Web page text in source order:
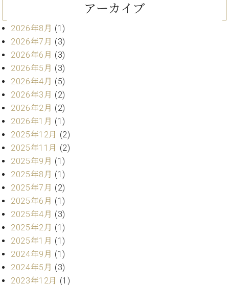
ヒ
シ
ュ
タ
イ
コ
ン
サ
ー
ト
グ
ラ
ン
ド
ピ
ア
ノ
C.
ベ
ヒ
シ
シ
タ
イ
ン・
シ
ュ
ー
入
実
績
ホ
ー
タ
ジ
オ
納
レ
ッ
ス
ン
イ
ベ
ト
代
理
店
主
催
ン
ト
コ
ン
タイ
ン・
シュ
ーレ
音楽
教室
ベ
ヒ
シ
ュ
タ
ン
・
セ
ン
ト
ラ
ム
東
案
内
お
問
合
アーカイブ
2026年8月 (1)
2026年7月 (3)
2026年6月 (3)
2026年5月 (3)
2026年4月 (5)
2026年3月 (2)
2026年2月 (2)
2026年1月 (1)
2025年12月 (2)
2025年11月 (2)
2025年9月 (1)
2025年8月 (1)
2025年7月 (2)
2025年6月 (1)
2025年4月 (3)
2025年2月 (1)
2025年1月 (1)
2024年9月 (1)
2024年5月 (3)
2023年12月 (1)